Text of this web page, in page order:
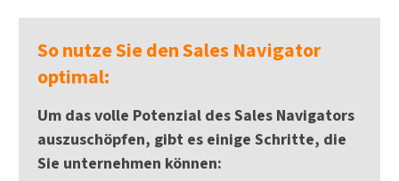
So nutze Sie den Sales Navigator
optimal:
Um das volle Potenzial des Sales Navigators
auszuschöpfen, gibt es einige Schritte, die
Sie unternehmen können: